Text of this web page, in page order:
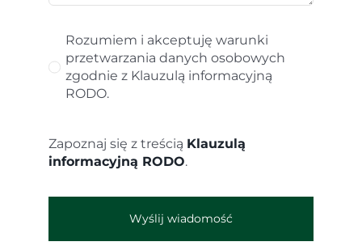
Rozumiem i akceptuję warunki
przetwarzania danych osobowych
zgodnie z Klauzulą informacyjną
RODO.
Zapoznaj się z treścią Klauzulą
informacyjną RODO.
Wyślij wiadomość